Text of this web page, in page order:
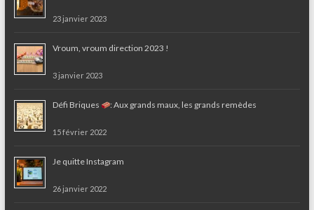
23 janvier 2023
Vroum, vroum direction 2023 !
3 janvier 2023
Défi Briques : Aux grands maux, les grands remèdes
15 février 2022
Je quitte Instagram
26 janvier 2022